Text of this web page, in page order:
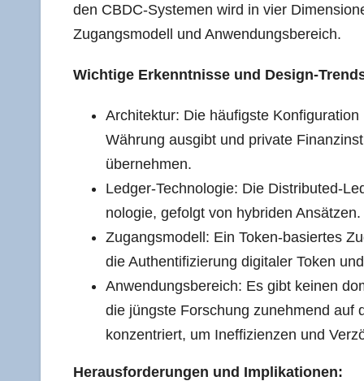
den CBDC-Sys­te­men wird in vier
Zugangs­mo­dell und Anwendungsbereich.
Wich­ti­ge Erkennt­nis­se und Design-
Archi­tek­tur: Die häu­figs­te
Wäh­rung aus­gibt und pri­va­te
übernehmen.
Led­ger-Tech­no­lo­gie: Die Dis­tri­bu­ted-
no­lo­gie, gefolgt von hybri­den Ansätzen.
Zugangs­mo­dell: Ein Token-basier­tes
die Authen­ti­fi­zie­rung digi­ta­ler Token
Anwen­dungs­be­reich: Es gibt kei­nen
die jüngs­te For­schung zuneh­mend auf
kon­zen­triert, um Inef­fi­zi­en­zen und
Her­aus­for­de­run­gen und Implikationen: